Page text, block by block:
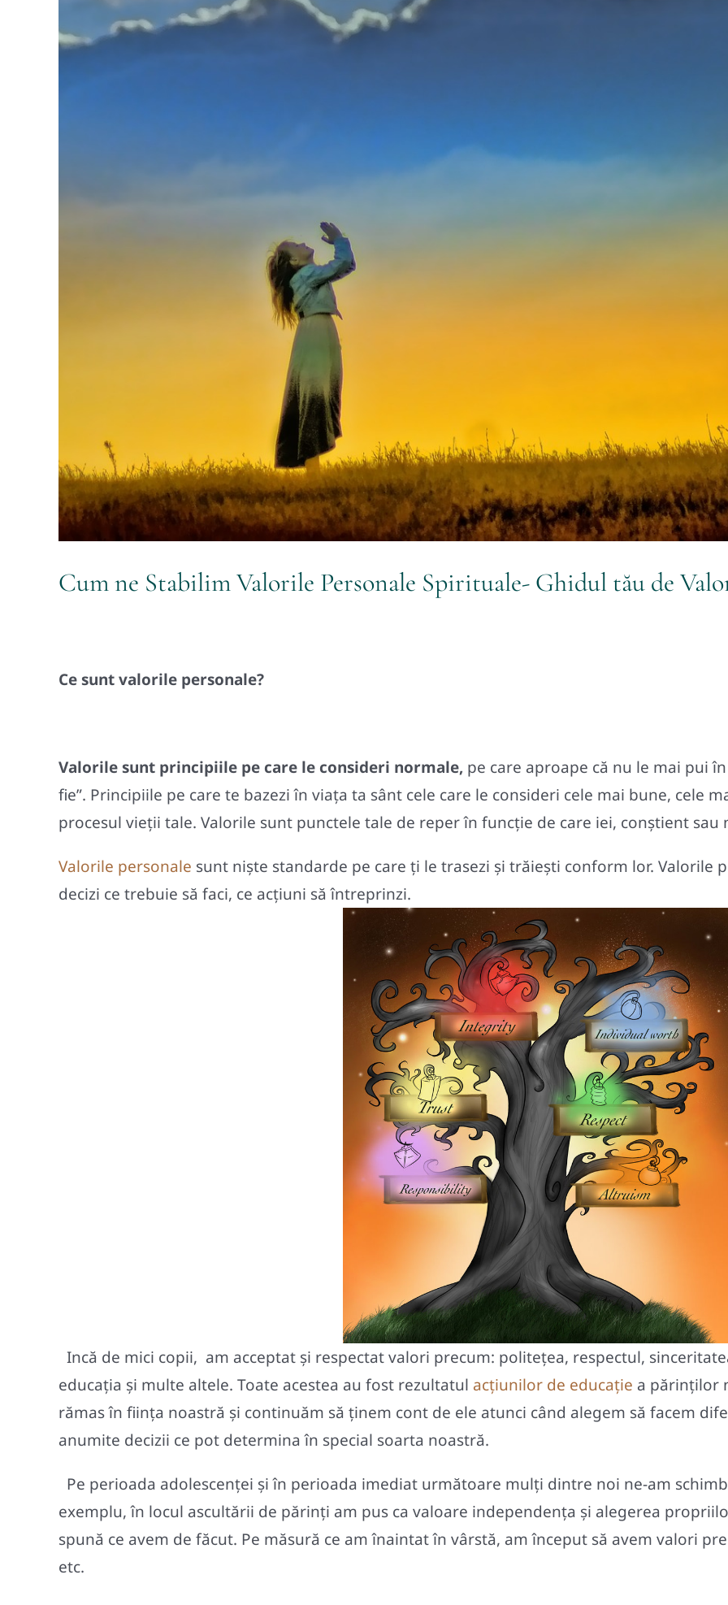
Cum ne Stabilim Valorile Personale Spirituale- Ghidul tău de
Ce sunt valorile personale?
Valorile sunt principiile pe care le consideri normale, pe care aproape că nu le mai pui
fie”. Principiile pe care te bazezi în viața ta sânt cele care le consideri cele mai bune, cele
procesul vieții tale. Valorile sunt punctele tale de reper în funcție de care iei, conștient sau
Valorile personale sunt nişte standarde pe care ţi le trasezi şi trăieşti conform lor. Valorile
decizi ce trebuie să faci, ce acţiuni să întreprinzi.
Incă de mici copii, am acceptat şi respectat valori precum: politeţea, respectul,
educaţia şi multe altele. Toate acestea au fost rezultatul acțiunilor de educație a părinților
rămas în fiinţa noastră şi continuăm să ţinem cont de ele atunci când alegem să facem
anumite decizii ce pot determina în special soarta noastră.
Pe perioada adolescenţei şi în perioada imediat următoare mulţi dintre noi ne-am
exemplu, în locul ascultării de părinţi am pus ca valoare independenţa şi alegerea
spună ce avem de făcut. Pe măsură ce am înaintat în vârstă, am început să avem valori
etc.